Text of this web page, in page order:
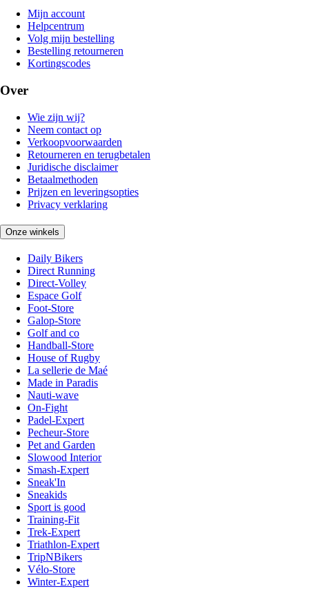
Mijn account
Helpcentrum
Volg mijn bestelling
Bestelling retourneren
Kortingscodes
Over
Wie zijn wij?
Neem contact op
Verkoopvoorwaarden
Retourneren en terugbetalen
Juridische disclaimer
Betaalmethoden
Prijzen en leveringsopties
Privacy verklaring
Onze winkels
Daily Bikers
Direct Running
Direct-Volley
Espace Golf
Foot-Store
Galop-Store
Golf and co
Handball-Store
House of Rugby
La sellerie de Maé
Made in Paradis
Nauti-wave
On-Fight
Padel-Expert
Pecheur-Store
Pet and Garden
Slowood Interior
Smash-Expert
Sneak'In
Sneakids
Sport is good
Training-Fit
Trek-Expert
Triathlon-Expert
TripNBikers
Vélo-Store
Winter-Expert